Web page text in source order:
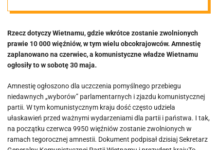
tysięcy
więźniów
Rzecz dotyczy Wietnamu, gdzie wkrótce zostanie zwolnionych
prawie 10 000 więźniów, w tym wielu obcokrajowców. Amnestię
zaplanowano na czerwiec, a komunistyczne władze Wietnamu
ogłosiły to w sobotę 30 maja.
Amnestię ogłoszono dla uczczenia pomyślnego przebiegu
niedawnych „wyborów” parlamentarnych i zjazdu komunistycznej
partii. W tym komunistycznym kraju dość często udziela
ułaskawień przed ważnymi wydarzeniami dla partii i państwa. I tak,
na początku czerwca 9950 więźniów zostanie zwolnionych w
ramach tegorocznej amnestii. Dokument podpisał dzisiaj Sekretarz